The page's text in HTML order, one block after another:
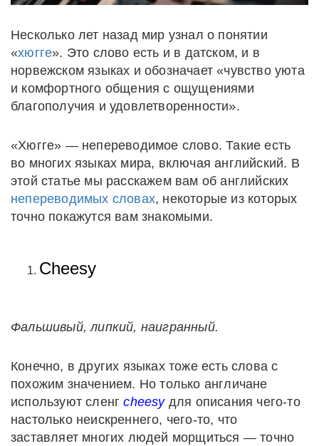
Несколько лет назад мир узнал о понятии
«хюгге». Это слово есть и в датском, и в
норвежском языках и обозначает «чувство уюта
и комфортного общения с ощущениями
благополучия и удовлетворенности».
«Хюгге» — непереводимое слово. Такие есть
во многих языках мира, включая английский. В
этой статье мы расскажем вам об английских
непереводимых словах, некоторые из которых
точно покажутся вам знакомыми.
Cheesy
Фальшивый, липкий, наигранный.
Конечно, в других языках тоже есть слова с
похожим значением. Но только англичане
используют сленгcheesyдля описания чего-то
настолько неискреннего, чего-то, что
заставляет многих людей морщиться — точно